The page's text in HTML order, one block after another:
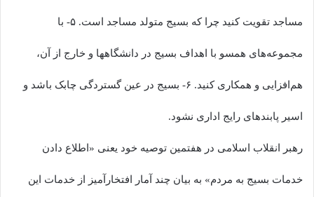
مساجد تقویت کنید چرا که بسیج متولد مساجد است. ۵- با
مجموعه‌های همسو با اهداف بسیج در دانشگاهها و خارج از آن،
هم‌افزایی و همکاری کنید. ۶- بسیج در عین گستردگی چابک باشد و
اسیر پابندهای رایج اداری نشود.
رهبر انقلاب اسلامی در هفتمین توصیه خود یعنی «اطلاع دادن
خدمات بسیج به مردم» به بیان چند آمار افتخارآمیز از خدمات این